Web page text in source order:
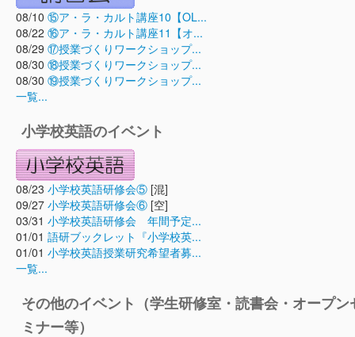
08/10 ⑮ア・ラ・カルト講座10【OL...
08/22 ⑯ア・ラ・カルト講座11【オ...
08/29 ⑰授業づくりワークショップ...
08/30 ⑱授業づくりワークショップ...
08/30 ⑲授業づくりワークショップ...
一覧...
小学校英語のイベント
08/23 小学校英語研修会⑤ [混]
09/27 小学校英語研修会⑥ [空]
03/31 小学校英語研修会 年間予定...
01/01 語研ブックレット『小学校英...
01/01 小学校英語授業研究希望者募...
一覧...
その他のイベント（学生研修室・読書会・オープン
ミナー等）